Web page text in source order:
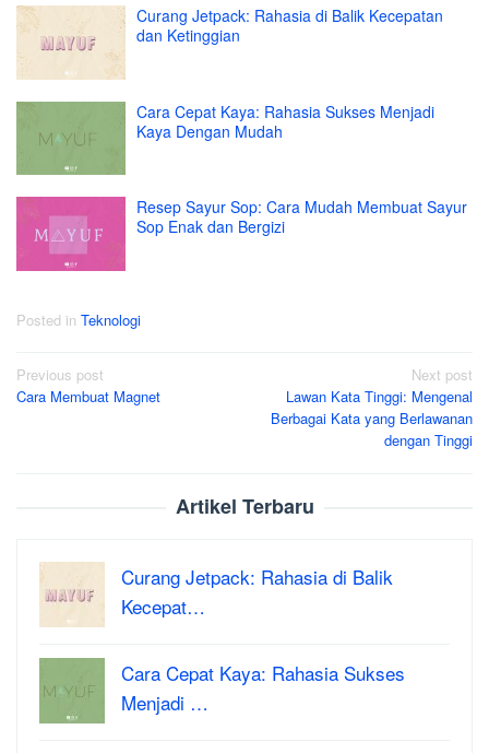
Curang Jetpack: Rahasia di Balik Kecepatan
dan Ketinggian
Cara Cepat Kaya: Rahasia Sukses Menjadi
Kaya Dengan Mudah
Resep Sayur Sop: Cara Mudah Membuat Sayur
Sop Enak dan Bergizi
Posted in Teknologi
Post
navigation
Previous post
Cara Membuat Magnet
Next post
Lawan Kata Tinggi: Mengenal
Berbagai Kata yang Berlawanan
dengan Tinggi
Artikel Terbaru
Curang Jetpack: Rahasia di Balik
Kecepat…
Cara Cepat Kaya: Rahasia Sukses
Menjadi …